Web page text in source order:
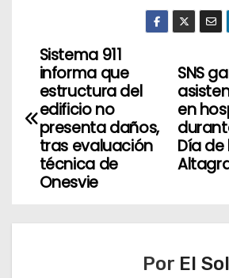
N
v
a
SNS
en
Día de
Sistema 911
informa que
estructura del
edificio no
presenta daños,
tras evaluación
técnica de
Onesvie
Por El